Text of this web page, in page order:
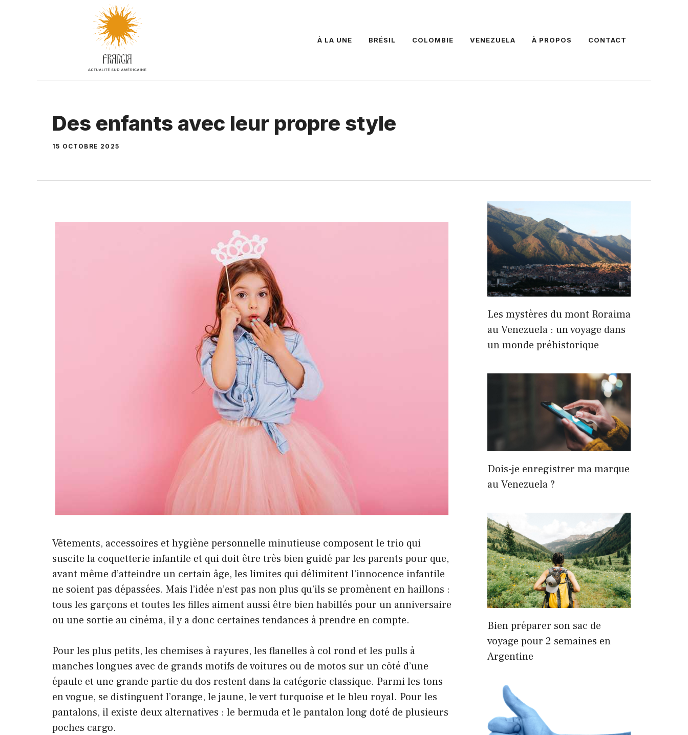
À LA UNE BRÉSIL COLOMBIE VENEZUELA À PROPOS CONTACT
Des enfants avec leur propre style
15 OCTOBRE 2025
Vêtements, accessoires et hygiène personnelle minutieuse composent le trio qui
suscite la coquetterie infantile et qui doit être très bien guidé par les parents pour que,
avant même d’atteindre un certain âge, les limites qui délimitent l’innocence infantile
ne soient pas dépassées. Mais l’idée n’est pas non plus qu’ils se promènent en haillons :
tous les garçons et toutes les filles aiment aussi être bien habillés pour un anniversaire
ou une sortie au cinéma, il y a donc certaines tendances à prendre en compte.
Pour les plus petits, les chemises à rayures, les flanelles à col rond et les pulls à
manches longues avec de grands motifs de voitures ou de motos sur un côté d’une
épaule et une grande partie du dos restent dans la catégorie classique. Parmi les tons
en vogue, se distinguent l’orange, le jaune, le vert turquoise et le bleu royal. Pour les
pantalons, il existe deux alternatives : le bermuda et le pantalon long doté de plusieurs
poches cargo.
Les mystères du mont Roraima
au Venezuela : un voyage dans
un monde préhistorique
Dois-je enregistrer ma marque
au Venezuela ?
Bien préparer son sac de
voyage pour 2 semaines en
Argentine